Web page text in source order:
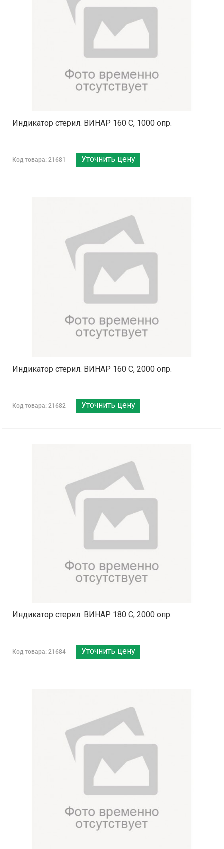
Индикатор стерил. ВИНАР 160 С, 1000 опр.
Код товара: 21681 Уточнить цену
Индикатор стерил. ВИНАР 160 С, 2000 опр.
Код товара: 21682 Уточнить цену
Индикатор стерил. ВИНАР 180 С, 2000 опр.
Код товара: 21684 Уточнить цену